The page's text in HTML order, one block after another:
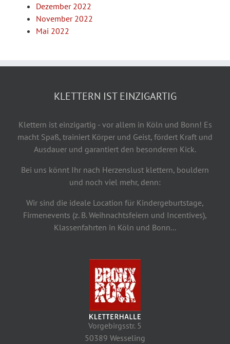
Dezember 2022
November 2022
Mai 2022
KLETTERN IST EINZIGARTIG
Klettern ist einzigartig - vor allem in Köln und Bonn! Es
macht Spaß, trainiert Körper und Geist, fördert Kraft und
Ausdauer und garantiert den besonderen Kick.
Bei uns könnt Ihr nach Herzenslust klettern, bouldern
und noch viel mehr, denn:
Wir sind die ideale Location für Kindergeburtstage,
Firmenevents (z. B. Weihnachtsfeiern und Incentives),
Klassenfahrten in Köln und Bonn...
Vorgebirgsstr. 5
50389 Wesseling